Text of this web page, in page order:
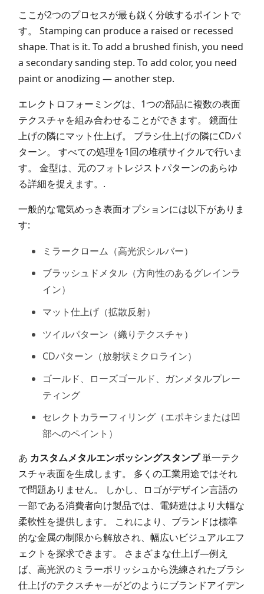
ここが2つのプロセスが最も鋭く分岐するポイントで
す。 Stamping can produce a raised or recessed
shape. That is it. To add a brushed finish, you need
a secondary sanding step. To add color, you need
paint or anodizing — another step.
エレクトロフォーミングは、1つの部品に複数の表面
テクスチャを組み合わせることができます。 鏡面仕
上げの隣にマット仕上げ。 ブラシ仕上げの隣にCDパ
ターン。 すべての処理を1回の堆積サイクルで行いま
す。 金型は、元のフォトレジストパターンのあらゆ
る詳細を捉えます。.
一般的な電気めっき表面オプションには以下がありま
す:
ミラークローム（高光沢シルバー）
ブラッシュドメタル（方向性のあるグレインラ
イン）
マット仕上げ（拡散反射）
ツイルパターン（織りテクスチャ）
CDパターン（放射状ミクロライン）
ゴールド、ローズゴールド、ガンメタルプレー
ティング
セレクトカラーフィリング（エポキシまたは凹
部へのペイント）
あ カスタムメタルエンボッシングスタンプ単一テク
スチャ表面を生成します。 多くの工業用途ではそれ
で問題ありません。 しかし、ロゴがデザイン言語の
一部である消費者向け製品では、電鋳造はより大幅な
柔軟性を提供します。 これにより、ブランドは標準
的な金属の制限から解放され、幅広いビジュアルエフ
ェクトを探求できます。 さまざまな仕上げ—例え
ば、高光沢のミラーポリッシュから洗練されたブラシ
仕上げのテクスチャ—がどのようにブランドアイデン